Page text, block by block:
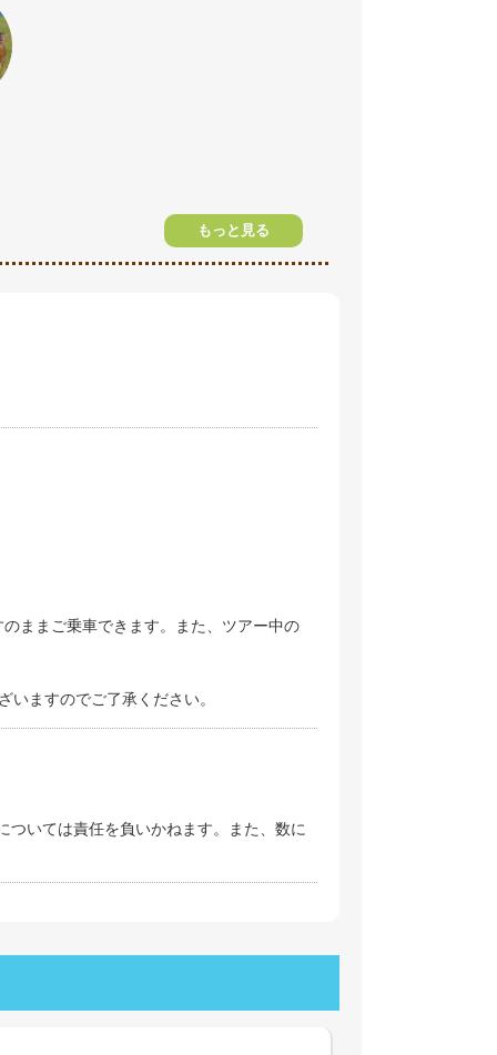
ままご乗車できます。また、ツアー中の
ますのでご了承ください。
ついては責任を負いかねます。また、数に
もっと見る